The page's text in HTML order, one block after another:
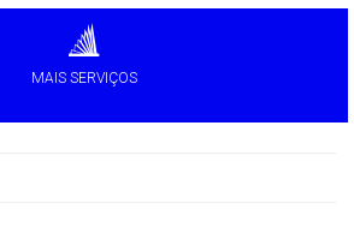
MAIS SERVIÇOS